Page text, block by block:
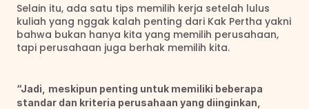
Selain itu, ada satu tips memilih kerja setelah lulus
kuliah yang nggak kalah penting dari Kak Pertha yakni
bahwa bukan hanya kita yang memilih perusahaan,
tapi perusahaan juga berhak memilih kita.
“Jadi,
meskipun penting untuk memiliki beberapa
standar dan kriteria perusahaan yang diinginkan,